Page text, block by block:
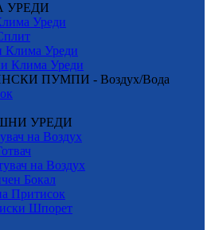
УРЕДИ
Уреди
Клима Уреди
Клима Уреди
ПУМПИ - Воздух/Вода
УРЕДИ
на Воздух
на Воздух
Бокал
Притисок
Шпорет